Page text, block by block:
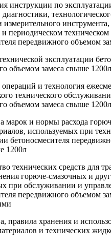
инструкции по
диагностики,
измерительного
периодическом
передвижного объемом
эксплуатации
объемом замеса свыше 1200л
и технология
технического
объемом замеса свыше 1200л
марок и нормы расхода
используемых при
бетоносмесителя
1200л
технических средств для
горюче-смазочных и
при обслуживании и
передвижного объемом
правила хранения и
и технических